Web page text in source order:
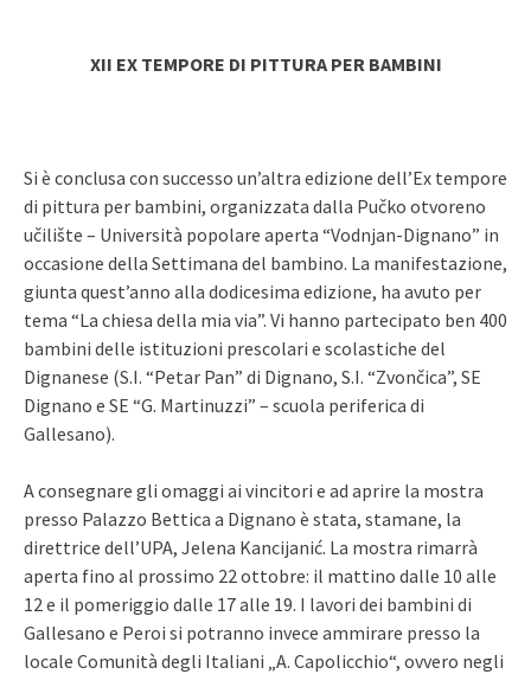
XII EX TEMPORE DI PITTURA PER BAMBINI
Si è conclusa con successo un’altra edizione dell’Ex tempore
di pittura per bambini, organizzata dalla Pučko otvoreno
učilište – Università popolare aperta “Vodnjan-Dignano” in
occasione della Settimana del bambino. La manifestazione,
giunta quest’anno alla dodicesima edizione, ha avuto per
tema “La chiesa della mia via”. Vi hanno partecipato ben 400
bambini delle istituzioni prescolari e scolastiche del
Dignanese (S.I. “Petar Pan” di Dignano, S.I. “Zvončica”, SE
Dignano e SE “G. Martinuzzi” – scuola periferica di
Gallesano).
A consegnare gli omaggi ai vincitori e ad aprire la mostra
presso Palazzo Bettica a Dignano è stata, stamane, la
direttrice dell’UPA, Jelena Kancijanić. La mostra rimarrà
aperta fino al prossimo 22 ottobre: il mattino dalle 10 alle
12 e il pomeriggio dalle 17 alle 19. I lavori dei bambini di
Gallesano e Peroi si potranno invece ammirare presso la
locale Comunità degli Italiani „A. Capolicchio“, ovvero negli